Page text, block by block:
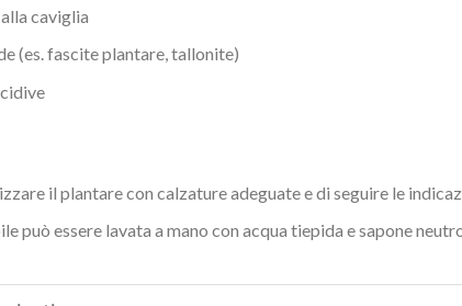
caviglia
(es. fascite plantare, tallonite)
il plantare con calzature adeguate e di seguire le
può essere lavata a mano con acqua tiepida e sapone